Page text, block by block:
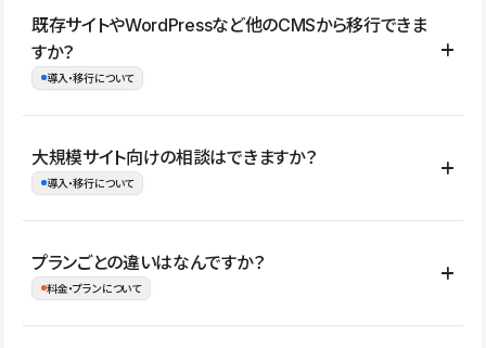
コーポレートサイト、サービスサイト、LP、採用サイト、ブロ
グ・メディア、イベントサイト、店舗・商品紹介サイト、ポートフ
ォリオなど幅広く制作できます。
既存サイトやWordPressなど他のCMSから移行できま
すか？
導入・移行について
はい。既存サイトの構成やコンテンツ、URLを整理したうえで、
Studio上に再構築する形で移行できます。 WordPressの場合は、
イト全体のデザインや設定がそのまま移行されるわけではないた
め、移行後にページ構成やデザイン、CMS設計、URL・リダイレク
大規模サイト向けの相談はできますか？
導入・移行について
はい。アクセス規模が大きいサイトや、複数部門での運用、権限管
理、セキュリティ確認、既存システムとの連携など、個別の要件が
プランごとの違いはなんですか？
料金・プランについて